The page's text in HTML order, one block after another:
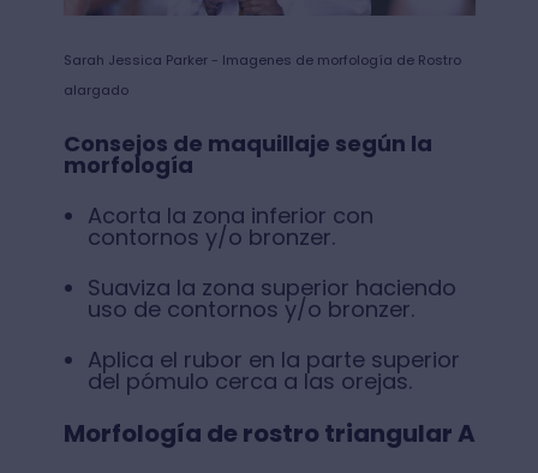
Sarah Jessica Parker - Imagenes de morfología de Rostro
alargado
Consejos de maquillaje según la
morfología
Acorta la zona inferior con
contornos y/o bronzer.
Suaviza la zona superior haciendo
uso de contornos y/o bronzer.
Aplica el rubor en la parte superior
del pómulo cerca a las orejas.
Morfología de rostro triangular A